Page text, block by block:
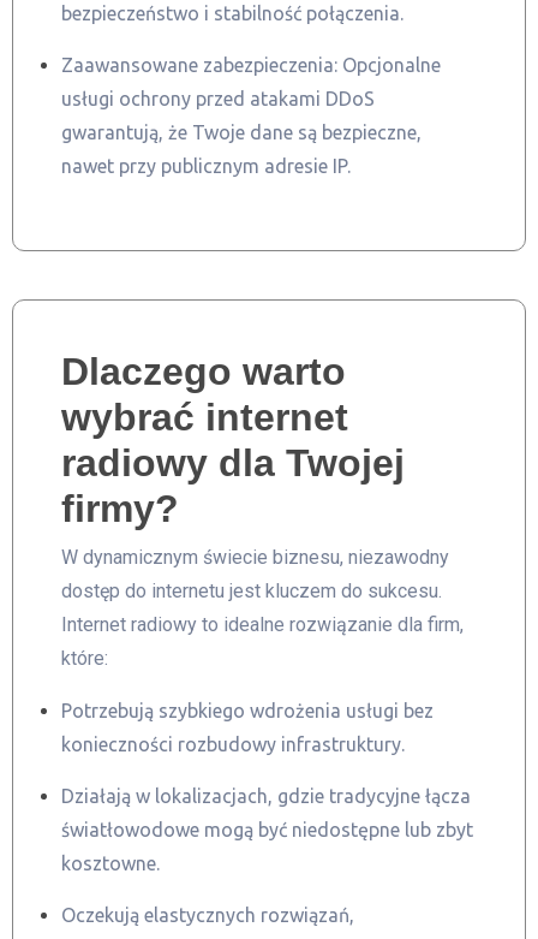
bezpieczeństwo i stabilność połączenia.
Zaawansowane zabezpieczenia: Opcjonalne
usługi ochrony przed atakami DDoS
gwarantują, że Twoje dane są bezpieczne,
nawet przy publicznym adresie IP.
Dlaczego warto
wybrać internet
radiowy dla Twojej
firmy?
W dynamicznym świecie biznesu, niezawodny
dostęp do internetu jest kluczem do sukcesu.
Internet radiowy to idealne rozwiązanie dla firm,
które:
Potrzebują szybkiego wdrożenia usługi bez
konieczności rozbudowy infrastruktury.
Działają w lokalizacjach, gdzie tradycyjne łącza
światłowodowe mogą być niedostępne lub zbyt
kosztowne.
Oczekują elastycznych rozwiązań,